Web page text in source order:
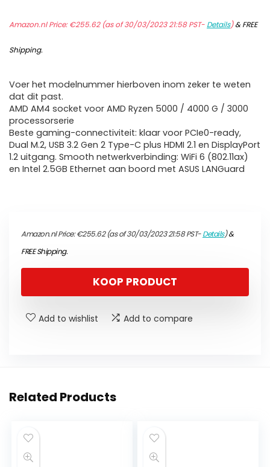
Amazon.nl Price:€255.62(as of 30/03/2023 21:58 PST- Details)&FREE
Shipping.
Voer het modelnummer hierboven inom zeker te weten
dat dit past.
AMD AM4 socket voor AMD Ryzen 5000 / 4000 G / 3000
processorserie
Beste gaming-connectiviteit: klaar voor PCIe0-ready,
Dual M.2, USB 3.2 Gen 2 Type-C plus HDMI 2.1 en DisplayPort
1.2 uitgang. Smooth netwerkverbinding: WiFi 6 (802.11ax)
en Intel 2.5GB Ethernet aan boord met ASUS LANGuard
Amazon.nl Price:€255.62(as of 30/03/2023 21:58 PST-Details)&
FREE Shipping.
KOOP PRODUCT
Add to wishlist Add to compare
Related Products